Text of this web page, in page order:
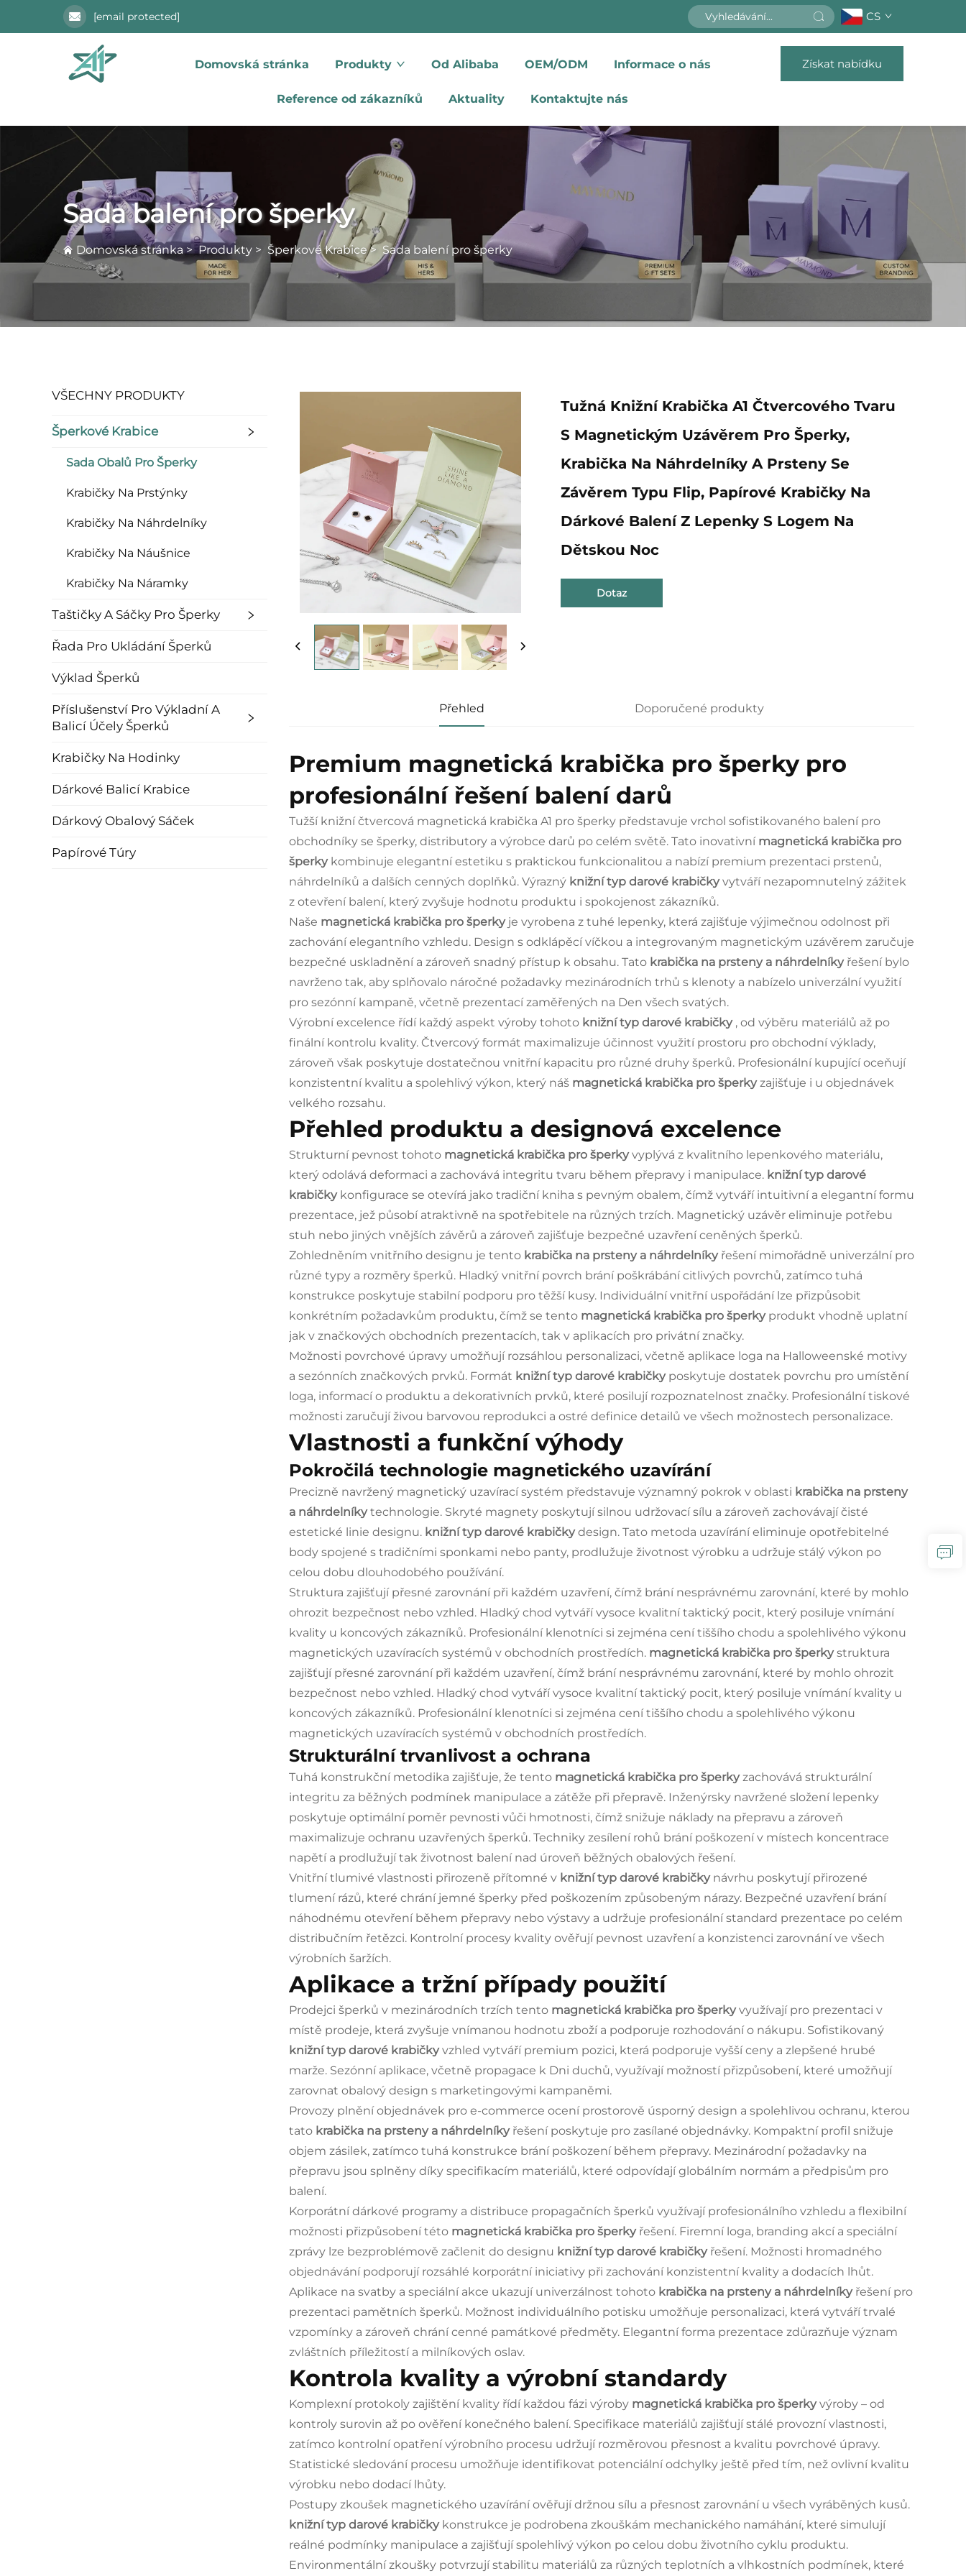
[email protected] CS
Domovská stránka Produkty Od Alibaba OEM/ODM Informace o nás
Reference od zákazníků Aktuality Kontaktujte nás
Získat nabídku
Sada balení pro šperky
Domovská stránka>Produkty > Šperkové Krabice> Sada balení pro šperky
VŠECHNY PRODUKTY
Šperkové Krabice
Sada Obalů Pro Šperky
Krabičky Na Prstýnky
Krabičky Na Náhrdelníky
Krabičky Na Náušnice
Krabičky Na Náramky
Taštičky A Sáčky Pro Šperky
Řada Pro Ukládání Šperků
Výklad Šperků
Příslušenství Pro Výkladní A
Balicí Účely Šperků
Krabičky Na Hodinky
Dárkové Balicí Krabice
Dárkový Obalový Sáček
Papírové Túry
Tužná Knižní Krabička A1 Čtvercového Tvaru
S Magnetickým Uzávěrem Pro Šperky,
Krabička Na Náhrdelníky A Prsteny Se
Závěrem Typu Flip, Papírové Krabičky Na
Dárkové Balení Z Lepenky S Logem Na
Dětskou Noc
Dotaz
Přehled Doporučené produkty
Premium magnetická krabička pro šperky pro
profesionální řešení balení darů
Tužší knižní čtvercová magnetická krabička A1 pro šperky představuje vrchol sofistikovaného balení pro
obchodníky se šperky, distributory a výrobce darů po celém světě. Tato inovativní magnetická krabička pro
šperky kombinuje elegantní estetiku s praktickou funkcionalitou a nabízí premium prezentaci prstenů,
náhrdelníků a dalších cenných doplňků. Výrazný knižní typ darové krabičkyvytváří nezapomnutelný zážitek
z otevření balení, který zvyšuje hodnotu produktu i spokojenost zákazníků.
Naše magnetická krabička pro šperky je vyrobena z tuhé lepenky, která zajišťuje výjimečnou odolnost při
zachování elegantního vzhledu. Design s odklápěcí víčkou a integrovaným magnetickým uzávěrem zaručuje
bezpečné uskladnění a zároveň snadný přístup k obsahu. Tato krabička na prsteny a náhrdelníky řešení bylo
navrženo tak, aby splňovalo náročné požadavky mezinárodních trhů s klenoty a nabízelo univerzální využití
pro sezónní kampaně, včetně prezentací zaměřených na Den všech svatých.
Výrobní excelence řídí každý aspekt výroby tohoto knižní typ darové krabičky , od výběru materiálů až po
finální kontrolu kvality. Čtvercový formát maximalizuje účinnost využití prostoru pro obchodní výklady,
zároveň však poskytuje dostatečnou vnitřní kapacitu pro různé druhy šperků. Profesionální kupující oceňují
konzistentní kvalitu a spolehlivý výkon, který náš magnetická krabička pro šperky zajišťuje i u objednávek
velkého rozsahu.
Přehled produktu a designová excelence
Strukturní pevnost tohoto magnetická krabička pro šperkyvyplývá z kvalitního lepenkového materiálu,
který odolává deformaci a zachovává integritu tvaru během přepravy i manipulace. knižní typ darové
krabičky konfigurace se otevírá jako tradiční kniha s pevným obalem, čímž vytváří intuitivní a elegantní formu
prezentace, jež působí atraktivně na spotřebitele na různých trzích. Magnetický uzávěr eliminuje potřebu
stuh nebo jiných vnějších závěrů a zároveň zajišťuje bezpečné uzavření ceněných šperků.
Zohledněním vnitřního designu je tento krabička na prsteny a náhrdelníky řešení mimořádně univerzální pro
různé typy a rozměry šperků. Hladký vnitřní povrch brání poškrábání citlivých povrchů, zatímco tuhá
konstrukce poskytuje stabilní podporu pro těžší kusy. Individuální vnitřní uspořádání lze přizpůsobit
konkrétním požadavkům produktu, čímž se tento magnetická krabička pro šperky produkt vhodně uplatní
jak v značkových obchodních prezentacích, tak v aplikacích pro privátní značky.
Možnosti povrchové úpravy umožňují rozsáhlou personalizaci, včetně aplikace loga na Halloweenské motivy
a sezónních značkových prvků. Formát knižní typ darové krabičky poskytuje dostatek povrchu pro umístění
loga, informací o produktu a dekorativních prvků, které posilují rozpoznatelnost značky. Profesionální tiskové
možnosti zaručují živou barvovou reprodukci a ostré definice detailů ve všech možnostech personalizace.
Vlastnosti a funkční výhody
Pokročilá technologie magnetického uzavírání
Precizně navržený magnetický uzavírací systém představuje významný pokrok v oblasti krabička na prsteny
a náhrdelníkytechnologie. Skryté magnety poskytují silnou udržovací sílu a zároveň zachovávají čisté
estetické linie designu. knižní typ darové krabičkydesign. Tato metoda uzavírání eliminuje opotřebitelné
body spojené s tradičními sponkami nebo panty, prodlužuje životnost výrobku a udržuje stálý výkon po
celou dobu dlouhodobého používání.
Struktura zajišťují přesné zarovnání při každém uzavření, čímž brání nesprávnému zarovnání, které by mohlo
ohrozit bezpečnost nebo vzhled. Hladký chod vytváří vysoce kvalitní taktický pocit, který posiluje vnímání
kvality u koncových zákazníků. Profesionální klenotníci si zejména cení tiššího chodu a spolehlivého výkonu
magnetických uzavíracích systémů v obchodních prostředích. magnetická krabička pro šperkystruktura
zajišťují přesné zarovnání při každém uzavření, čímž brání nesprávnému zarovnání, které by mohlo ohrozit
bezpečnost nebo vzhled. Hladký chod vytváří vysoce kvalitní taktický pocit, který posiluje vnímání kvality u
koncových zákazníků. Profesionální klenotníci si zejména cení tiššího chodu a spolehlivého výkonu
magnetických uzavíracích systémů v obchodních prostředích.
Strukturální trvanlivost a ochrana
Tuhá konstrukční metodika zajišťuje, že tento magnetická krabička pro šperky zachovává strukturální
integritu za běžných podmínek manipulace a zátěže při přepravě. Inženýrsky navržené složení lepenky
poskytuje optimální poměr pevnosti vůči hmotnosti, čímž snižuje náklady na přepravu a zároveň
maximalizuje ochranu uzavřených šperků. Techniky zesílení rohů brání poškození v místech koncentrace
napětí a prodlužují tak životnost balení nad úroveň běžných obalových řešení.
Vnitřní tlumivé vlastnosti přirozeně přítomné v knižní typ darové krabičky návrhu poskytují přirozené
tlumení rázů, které chrání jemné šperky před poškozením způsobeným nárazy. Bezpečné uzavření brání
náhodnému otevření během přepravy nebo výstavy a udržuje profesionální standard prezentace po celém
distribučním řetězci. Kontrolní procesy kvality ověřují pevnost uzavření a konzistenci zarovnání ve všech
výrobních šaržích.
Aplikace a tržní případy použití
Prodejci šperků v mezinárodních trzích tento magnetická krabička pro šperkyvyužívají pro prezentaci v
místě prodeje, která zvyšuje vnímanou hodnotu zboží a podporuje rozhodování o nákupu. Sofistikovaný
knižní typ darové krabičkyvzhled vytváří premium pozici, která podporuje vyšší ceny a zlepšené hrubé
marže. Sezónní aplikace, včetně propagace k Dni duchů, využívají možností přizpůsobení, které umožňují
zarovnat obalový design s marketingovými kampaněmi.
Provozy plnění objednávek pro e-commerce ocení prostorově úsporný design a spolehlivou ochranu, kterou
tato krabička na prsteny a náhrdelníky řešení poskytuje pro zasílané objednávky. Kompaktní profil snižuje
objem zásilek, zatímco tuhá konstrukce brání poškození během přepravy. Mezinárodní požadavky na
přepravu jsou splněny díky specifikacím materiálů, které odpovídají globálním normám a předpisům pro
balení.
Korporátní dárkové programy a distribuce propagačních šperků využívají profesionálního vzhledu a flexibilní
možnosti přizpůsobení této magnetická krabička pro šperky řešení. Firemní loga, branding akcí a speciální
zprávy lze bezproblémově začlenit do designu knižní typ darové krabičky řešení. Možnosti hromadného
objednávání podporují rozsáhlé korporátní iniciativy při zachování konzistentní kvality a dodacích lhůt.
Aplikace na svatby a speciální akce ukazují univerzálnost tohoto krabička na prsteny a náhrdelníky řešení pro
prezentaci pamětních šperků. Možnost individuálního potisku umožňuje personalizaci, která vytváří trvalé
vzpomínky a zároveň chrání cenné památkové předměty. Elegantní forma prezentace zdůrazňuje význam
zvláštních příležitostí a milníkových oslav.
Kontrola kvality a výrobní standardy
Komplexní protokoly zajištění kvality řídí každou fázi výroby magnetická krabička pro šperkyvýroby – od
kontroly surovin až po ověření konečného balení. Specifikace materiálů zajišťují stálé provozní vlastnosti,
zatímco kontrolní opatření výrobního procesu udržují rozměrovou přesnost a kvalitu povrchové úpravy.
Statistické sledování procesu umožňuje identifikovat potenciální odchylky ještě před tím, než ovlivní kvalitu
výrobku nebo dodací lhůty.
Postupy zkoušek magnetického uzavírání ověřují držnou sílu a přesnost zarovnání u všech vyráběných kusů.
knižní typ darové krabičky konstrukce je podrobena zkouškám mechanického namáhání, které simulují
reálné podmínky manipulace a zajišťují spolehlivý výkon po celou dobu životního cyklu produktu.
Environmentální zkoušky potvrzují stabilitu materiálů za různých teplotních a vlhkostních podmínek, které